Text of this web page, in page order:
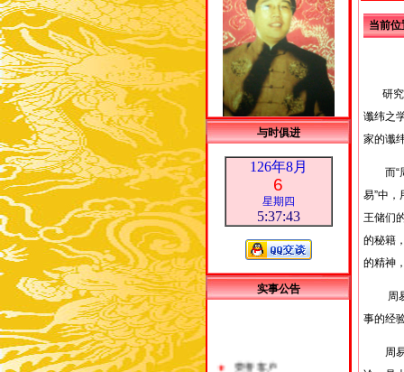
与时俱进
126年8月
6
星期四
5:37:44
实事公告
皇家王室派吉祥物新闻
当前位
研究
谶纬之
家的谶
而“周
易”中，
王储们
的秘籍
的精神
周易
事的经
周易